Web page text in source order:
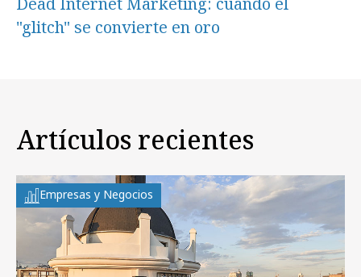
"glitch" se convierte en oro
Artículos recientes
Empresas y Negocios